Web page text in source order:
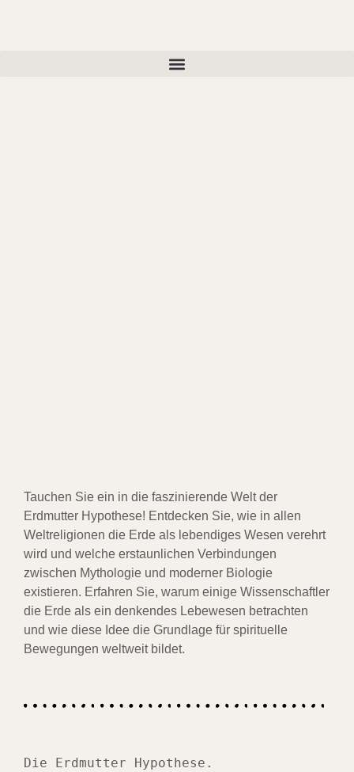
Tauchen Sie ein in die faszinierende Welt der
Erdmutter Hypothese! Entdecken Sie, wie in allen
Weltreligionen die Erde als lebendiges Wesen verehrt
wird und welche erstaunlichen Verbindungen
zwischen Mythologie und moderner Biologie
existieren. Erfahren Sie, warum einige Wissenschaftler
die Erde als ein denkendes Lebewesen betrachten
und wie diese Idee die Grundlage für spirituelle
Bewegungen weltweit bildet.
Die Erdmutter Hypothese.